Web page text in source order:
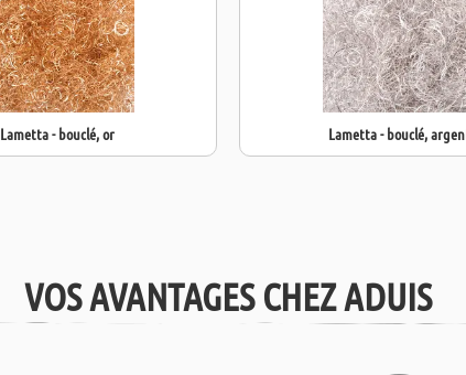
Lametta - bouclé, or Lametta - bouclé,
VOS AVANTAGES CHEZ ADUIS